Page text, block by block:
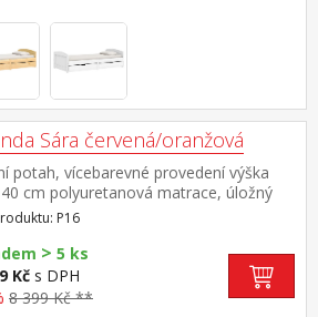
Sára červená/oranžová
potah, vícebarevné provedení výška
cm polyuretanová matrace, úložný
P16
> 5 ks
Kč s DPH
8 399 Kč **